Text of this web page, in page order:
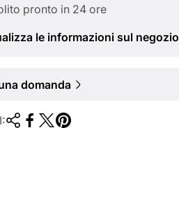
pronto in 24 ore
le informazioni sul negozio
domanda